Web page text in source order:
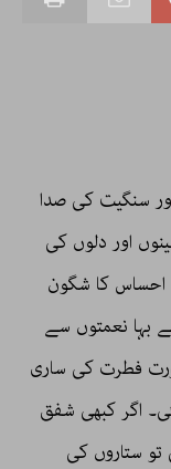
سنگیت کی صدا
اور دلوں کی
کا شگون
بہا نعمتوں سے
فطرت کی ساری
اگر کبھی شفق
ستاروں کی